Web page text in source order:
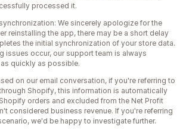
processed it.
We sincerely apologize for the
reinstalling the app, there may be a short delay
the initial synchronization of your store data.
issues occur, our support team is always
quickly as possible.
on our email conversation, if you're referring to
Shopify, this information is automatically
orders and excluded from the Net Profit
considered business revenue. If you're referring
we'd be happy to investigate further.